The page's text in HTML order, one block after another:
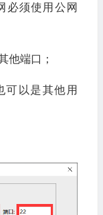
必须使用公网
他端口；
可以是其他用